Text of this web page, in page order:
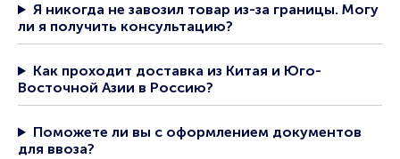
Я никогда не завозил товар из-за границы. Могу
ли я получить консультацию?
Как проходит доставка из Китая и Юго-
Восточной Азии в Россию?
Поможете ли вы с оформлением документов
для ввоза?